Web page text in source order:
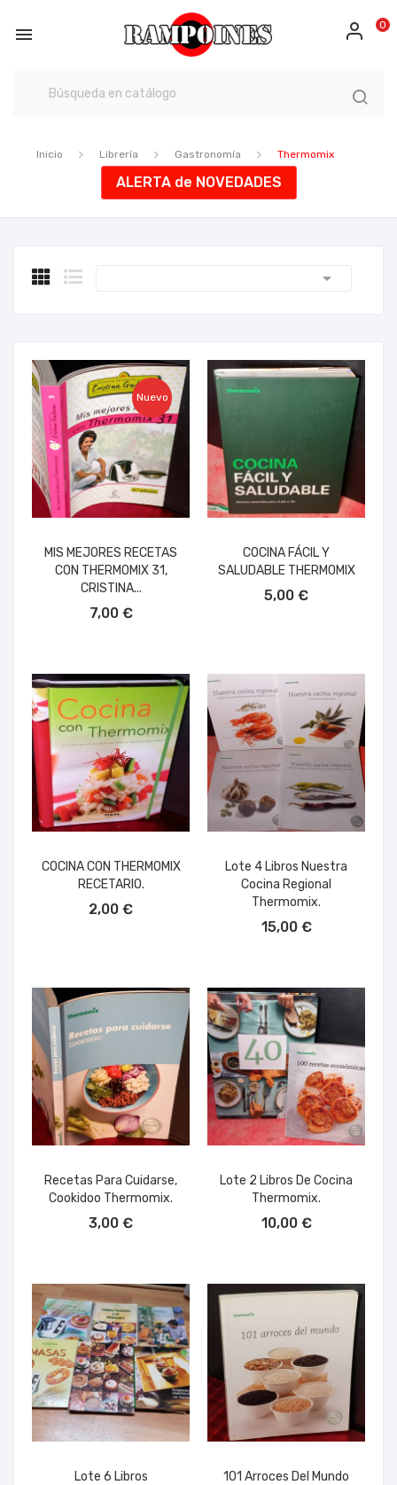
 0
Inicio Librería Gastronomía Thermomix
ALERTA de NOVEDADES

Nuevo
MIS MEJORES RECETAS
CON THERMOMIX 31,
CRISTINA...
7,00 €
COCINA FÁCIL Y
SALUDABLE THERMOMIX
5,00 €
COCINA CON THERMOMIX
RECETARIO.
2,00 €
Lote 4 Libros Nuestra
Cocina Regional
Thermomix.
15,00 €
Recetas Para Cuidarse,
Cookidoo Thermomix.
3,00 €
Lote 2 Libros De Cocina
Thermomix.
10,00 €
Lote 6 Libros
101 Arroces Del Mundo